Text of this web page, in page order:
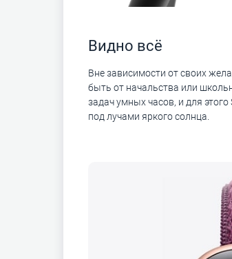
Видно всё
Вне зависимости от своих
быть от начальства или
задач умных часов, и для
под лучами яркого солнца.